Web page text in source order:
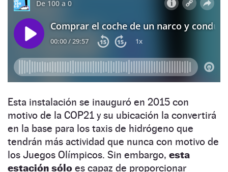
Esta instalación se inauguró en 2015 con
motivo de la COP21 y su ubicación la convertirá
en la base para los taxis de hidrógeno que
tendrán más actividad que nunca con motivo de
los Juegos Olímpicos. Sin embargo, esta
estación sólo es capaz de proporcionar